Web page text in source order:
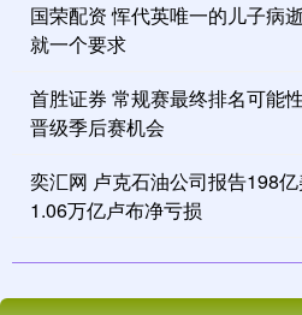
国荣配资 恽代英唯一的儿子病
就一个要求
首胜证券 常规赛最终排名可能
晋级季后赛机会
奕汇网 卢克石油公司报告198
1.06万亿卢布净亏损